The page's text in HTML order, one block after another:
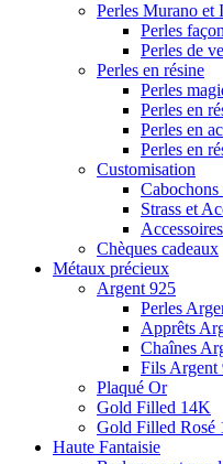
Perles Murano et
Perles
Perles de
Perles en résine
Perles
Perles en
Perles en
Perles en
Customisation
Cabochons
Strass et
Chèques cadeaux
Métaux précieux
Argent 925
Perles
Apprêts
Chaînes
Fils Argent
Plaqué Or
Gold Filled 14K
Gold Filled Rosé
Haute Fantaisie